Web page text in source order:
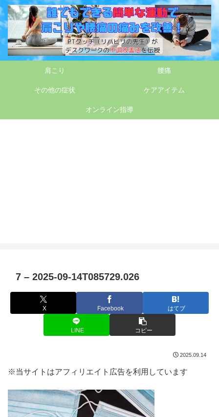
肩こり 腰痛
その他の症状 ケアアイテム
オンライン指導
7 – 2025-09-14T085729.026
X Facebook はてブ
LINE コピー
2025.09.14
※当サイトはアフィリエイト広告を利用しています